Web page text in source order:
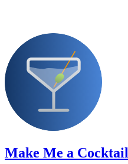
Make Me a Cocktail